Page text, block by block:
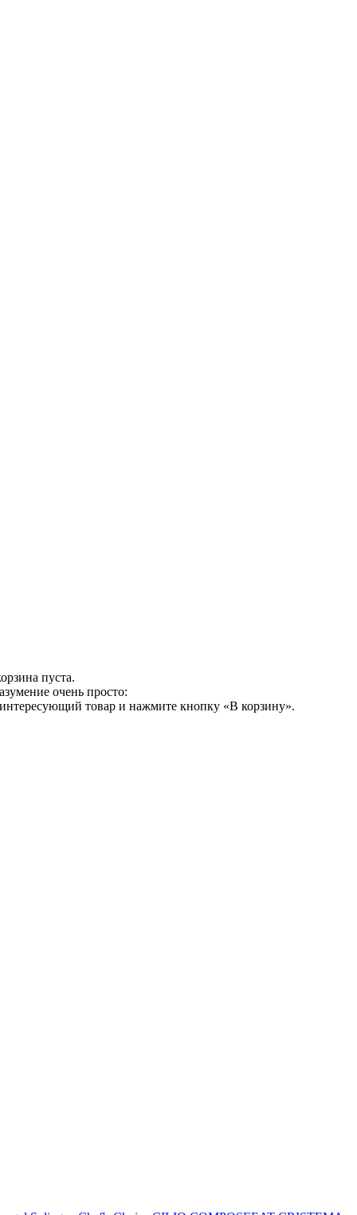
пуста.
очень просто:
товар и нажмите кнопку «В корзину».